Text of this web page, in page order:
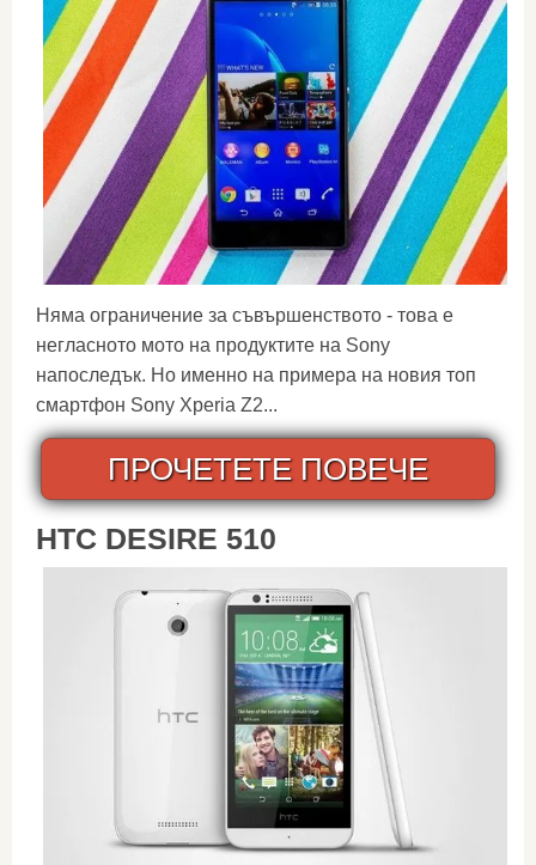
Няма ограничение за съвършенството - това е
негласното мото на продуктите на Sony
напоследък. Но именно на примера на новия топ
смартфон Sony Xperia Z2...
ПРОЧЕТЕТЕ ПОВЕЧЕ
HTC DESIRE 510